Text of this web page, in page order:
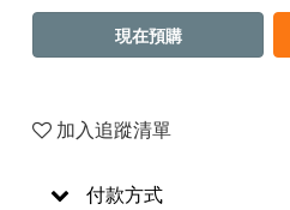
現在預購
加入追蹤清單
付款方式